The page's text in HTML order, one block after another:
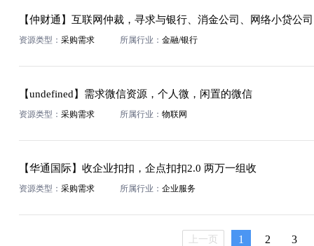
【仲财通】互联网仲裁，寻求与银行、消金公司、网络小贷公
资源类型： 采购需求 所属行业： 金融/银行
【undefined】需求微信资源，个人微，闲置的微信
资源类型： 采购需求 所属行业： 物联网
【华通国际】收企业扣扣，企点扣扣2.0 两万一组收
资源类型： 采购需求 所属行业： 企业服务
上一页 1 2 3